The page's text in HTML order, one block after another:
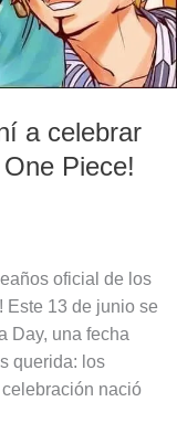
a celebrar
Piece!
oficial de los
Este 13 de junio se
Day, una fecha
querida: los
nació